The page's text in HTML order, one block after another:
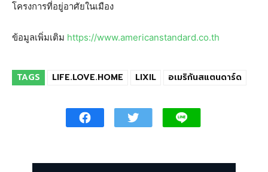
โครงการที่อยู่อาศัยในเมือง
ข้อมูลเพิ่มเติม https://www.americanstandard.co.th
TAGS LIFE.LOVE.HOME LIXIL อเมริกันสแตนดาร์ด